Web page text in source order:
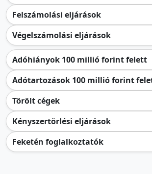
Felszámolási eljárások
Végelszámolási eljárások
Adóhiányok 100 millió forint felett
Adótartozások 100 millió forint
Törölt cégek
Kényszertörlési eljárások
Feketén foglalkoztatók